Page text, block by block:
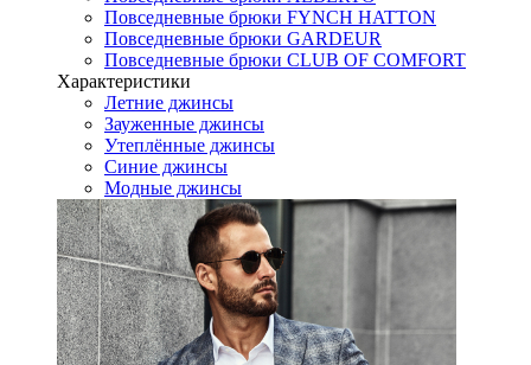
Повседневные брюки FYNCH HATTON
Повседневные брюки GARDEUR
Повседневные брюки CLUB OF COMFORT
Характеристики
Летние джинсы
Зауженные джинсы
Утеплённые джинсы
Синие джинсы
Модные джинсы